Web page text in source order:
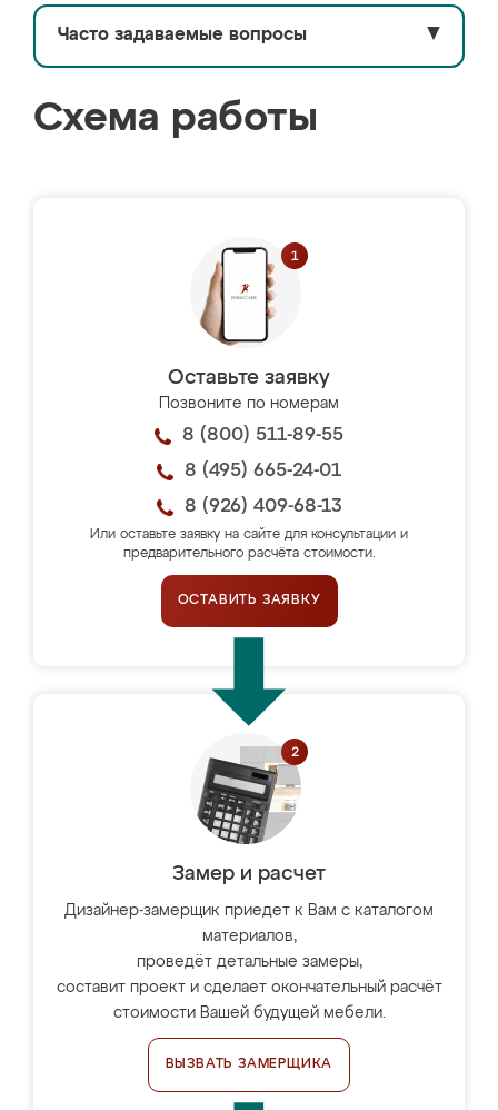
Часто задаваемые вопросы ▼
Схема работы
Оставьте заявку
Позвоните по номерам
8 (800) 511-89-55
8 (495) 665-24-01
8 (926) 409-68-13
Или оставьте заявку на сайте для консультации и
предварительного расчёта стоимости.
ОСТАВИТЬ ЗАЯВКУ
Замер и расчет
Дизайнер-замерщик приедет к Вам с каталогом
материалов,
проведёт детальные замеры,
составит проект и сделает окончательный расчёт
стоимости Вашей будущей мебели.
ВЫЗВАТЬ ЗАМЕРЩИКА